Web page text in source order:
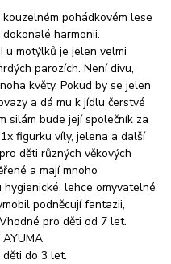
pohádkovém lese
harmonii.
u motýlků je jelen velmi
parozích. Není divu,
květy. Pokud by se jelen
a dá mu k jídlu čerstvé
silám bude její společník za
figurku víly, jelena a další
děti různých věkových
a mají mnoho
lehce omyvatelné
podněcují fantazii,
pro děti od 7 let.
do 3 let.